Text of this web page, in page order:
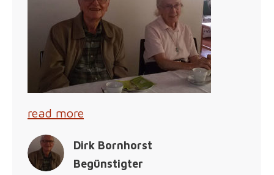
read more
Dirk Bornhorst
Begünstigter